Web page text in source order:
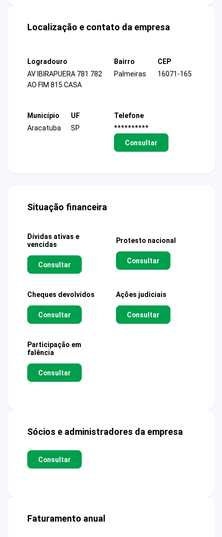
Localização e contato da empresa
Logradouro
AV IBIRAPUERA 781 782
AO FIM 815 CASA
Bairro
Palmeiras
CEP
16071-165
Município
Aracatuba
UF
SP
Telefone
**********
Consultar
Situação financeira
Dívidas ativas e
vencidas
Consultar
Protesto nacional
Consultar
Cheques devolvidos
Consultar
Ações judiciais
Consultar
Participação em
falência
Consultar
Sócios e administradores da empresa
Consultar
Faturamento anual